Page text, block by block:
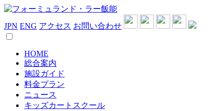
JPN ENG アクセス お問い合わせ
HOME
総合案内
施設ガイド
料金プラン
ニュース
キッズカートスクール